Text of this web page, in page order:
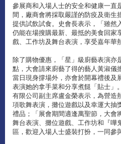
參展商和入場人士的安全和健康一直
間，廠商會將採取嚴謹的防疫及衛生
提供試飲試食。史會長表示，「雖然
仍能在場搜購最新、最抵的美食回家
戲、工作坊及舞台表演，享受嘉年華
除了購物優惠，「星」級廚藝表演亦
點，大會請來廚藝了得的藝人黃淑儀
當日現身撐場外，亦會於開幕禮後及
表演她的拿手菜和分享煮餸「貼士」
有限公司副主席盧金榮表示，為營造
項歌舞表演，攤位遊戲以及幸運大抽
禮品；「展會期間適逢萬聖節，大會
舞台表演、攤位遊戲、工作坊和『嘩
區，歡迎入場人士盛裝打扮，一同參